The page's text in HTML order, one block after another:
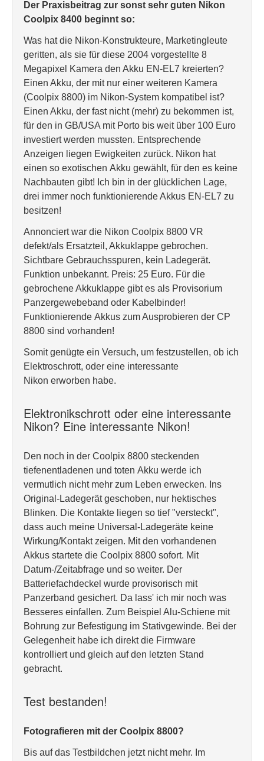
Der Praxisbeitrag zur sonst sehr guten Nikon
Coolpix 8400 beginnt so:
Was hat die Nikon-Konstrukteure, Marketingleute
geritten, als sie für diese 2004 vorgestellte 8
Megapixel Kamera den Akku EN-EL7 kreierten?
Einen Akku, der mit nur einer weiteren Kamera
(Coolpix 8800) im Nikon-System kompatibel ist?
Einen Akku, der fast nicht (mehr) zu bekommen ist,
für den in GB/USA mit Porto bis weit über 100 Euro
investiert werden mussten. Entsprechende
Anzeigen liegen Ewigkeiten zurück. Nikon hat
einen so exotischen Akku gewählt, für den es keine
Nachbauten gibt! Ich bin in der glücklichen Lage,
drei immer noch funktionierende Akkus EN-EL7 zu
besitzen!
Annonciert war die Nikon Coolpix 8800 VR
defekt/als Ersatzteil, Akkuklappe gebrochen.
Sichtbare Gebrauchsspuren, kein Ladegerät.
Funktion unbekannt. Preis: 25 Euro. Für die
gebrochene Akkuklappe gibt es als Provisorium
Panzergewebeband oder Kabelbinder!
Funktionierende Akkus zum Ausprobieren der CP
8800 sind vorhanden!
Somit genügte ein Versuch, um festzustellen, ob ich
Elektroschrott, oder eine interessante
Nikon erworben habe.
Elektronikschrott oder eine interessante
Nikon? Eine interessante Nikon!
Den noch in der Coolpix 8800 steckenden
tiefenentladenen und toten Akku werde ich
vermutlich nicht mehr zum Leben erwecken. Ins
Original-Ladegerät geschoben, nur hektisches
Blinken. Die Kontakte liegen so tief "versteckt",
dass auch meine Universal-Ladegeräte keine
Wirkung/Kontakt zeigen. Mit den vorhandenen
Akkus startete die Coolpix 8800 sofort. Mit
Datum-/Zeitabfrage und so weiter. Der
Batteriefachdeckel wurde provisorisch mit
Panzerband gesichert. Da lass' ich mir noch was
Besseres einfallen. Zum Beispiel Alu-Schiene mit
Bohrung zur Befestigung im Stativgewinde. Bei der
Gelegenheit habe ich direkt die Firmware
kontrolliert und gleich auf den letzten Stand
gebracht.
Test bestanden!
Fotografieren mit der Coolpix 8800?
Bis auf das Testbildchen jetzt nicht mehr. Im